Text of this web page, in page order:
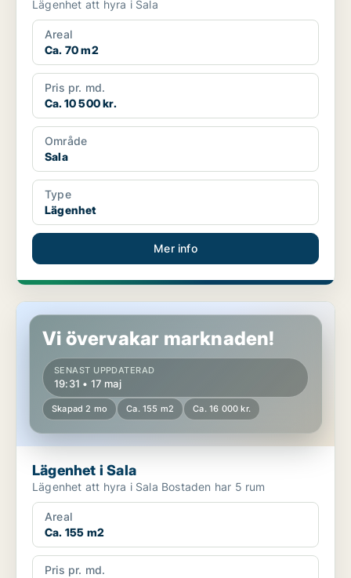
Lägenhet att hyra i Sala
Areal
Ca. 70 m2
Pris pr. md.
Ca. 10 500 kr.
Område
Sala
Type
Lägenhet
Mer info
Lägenhet i Sala
Vi övervakar marknaden!
SENAST UPPDATERAD
19:31 • 17 maj
Skapad 2 mo Ca. 155 m2 Ca. 16 000 kr.
Lägenhet i Sala
Lägenhet att hyra i Sala Bostaden har 5 rum
Areal
Ca. 155 m2
Pris pr. md.